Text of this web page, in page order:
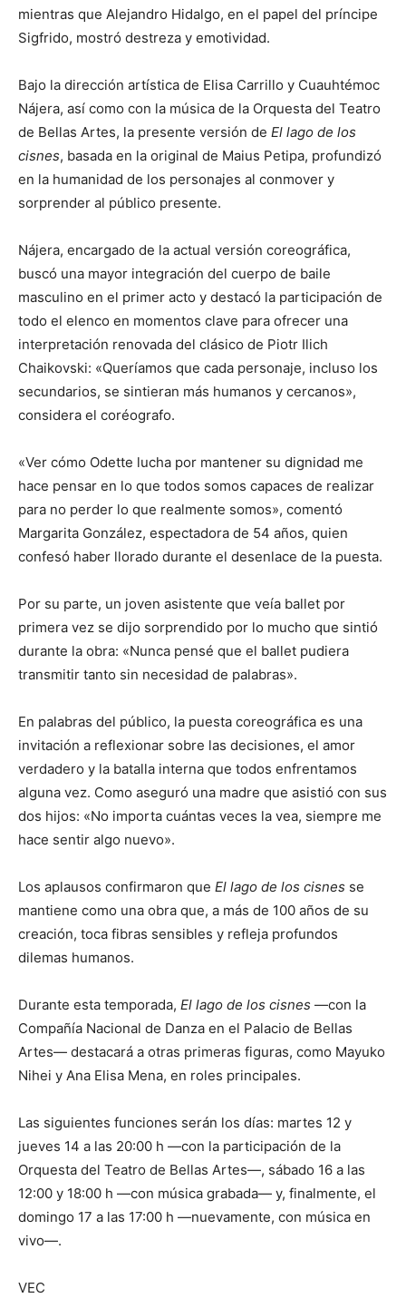
mientras que Alejandro Hidalgo, en el papel del príncipe
Sigfrido, mostró destreza y emotividad.
Bajo la dirección artística de Elisa Carrillo y Cuauhtémoc
Nájera, así como con la música de la Orquesta del Teatro
de Bellas Artes, la presente versión de El lago de los
cisnes, basada en la original de Maius Petipa, profundizó
en la humanidad de los personajes al conmover y
sorprender al público presente.
Nájera, encargado de la actual versión coreográfica,
buscó una mayor integración del cuerpo de baile
masculino en el primer acto y destacó la participación de
todo el elenco en momentos clave para ofrecer una
interpretación renovada del clásico de Piotr Ilich
Chaikovski: «Queríamos que cada personaje, incluso los
secundarios, se sintieran más humanos y cercanos»,
considera el coréografo.
«Ver cómo Odette lucha por mantener su dignidad me
hace pensar en lo que todos somos capaces de realizar
para no perder lo que realmente somos», comentó
Margarita González, espectadora de 54 años, quien
confesó haber llorado durante el desenlace de la puesta.
Por su parte, un joven asistente que veía ballet por
primera vez se dijo sorprendido por lo mucho que sintió
durante la obra: «Nunca pensé que el ballet pudiera
transmitir tanto sin necesidad de palabras».
En palabras del público, la puesta coreográfica es una
invitación a reflexionar sobre las decisiones, el amor
verdadero y la batalla interna que todos enfrentamos
alguna vez. Como aseguró una madre que asistió con sus
dos hijos: «No importa cuántas veces la vea, siempre me
hace sentir algo nuevo».
Los aplausos confirmaron que El lago de los cisnes se
mantiene como una obra que, a más de 100 años de su
creación, toca fibras sensibles y refleja profundos
dilemas humanos.
Durante esta temporada, El lago de los cisnes —con la
Compañía Nacional de Danza en el Palacio de Bellas
Artes— destacará a otras primeras figuras, como Mayuko
Nihei y Ana Elisa Mena, en roles principales.
Las siguientes funciones serán los días: martes 12 y
jueves 14 a las 20:00 h —con la participación de la
Orquesta del Teatro de Bellas Artes—, sábado 16 a las
12:00 y 18:00 h —con música grabada— y, finalmente, el
domingo 17 a las 17:00 h —nuevamente, con música en
vivo—.
VEC